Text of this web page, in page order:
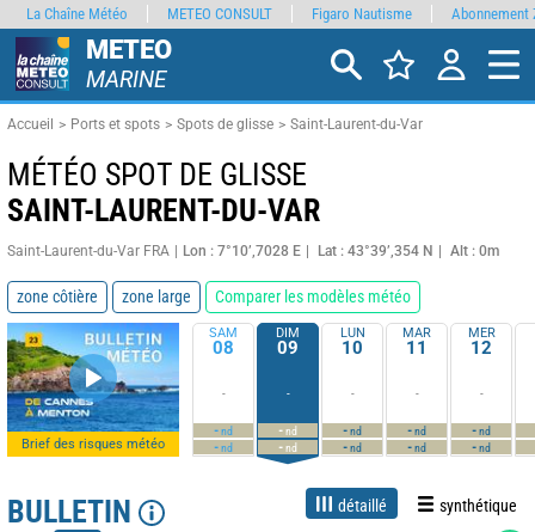
METEO
MARINE
Accueil Ports et spots Spots de glisse Saint-Laurent-du-Var
MÉTÉO SPOT DE GLISSE
SAINT-LAURENT-DU-VAR
Saint-Laurent-du-Var FRA Lon : 7°10’,7028 E Lat : 43°39’,354 N Alt : 0m
zone côtière zone large Comparer les modèles météo
Brief des risques météo
SAM
08
-
-nd
-nd
DIM
09
-
-nd
-nd
LUN
10
-
-nd
-nd
MAR
11
-
-nd
-nd
MER
12
-
-nd
-nd
BULLETIN détaillé synthétique
La Chaîne Météo METEO CONSULT Figaro Nautisme Abonnement